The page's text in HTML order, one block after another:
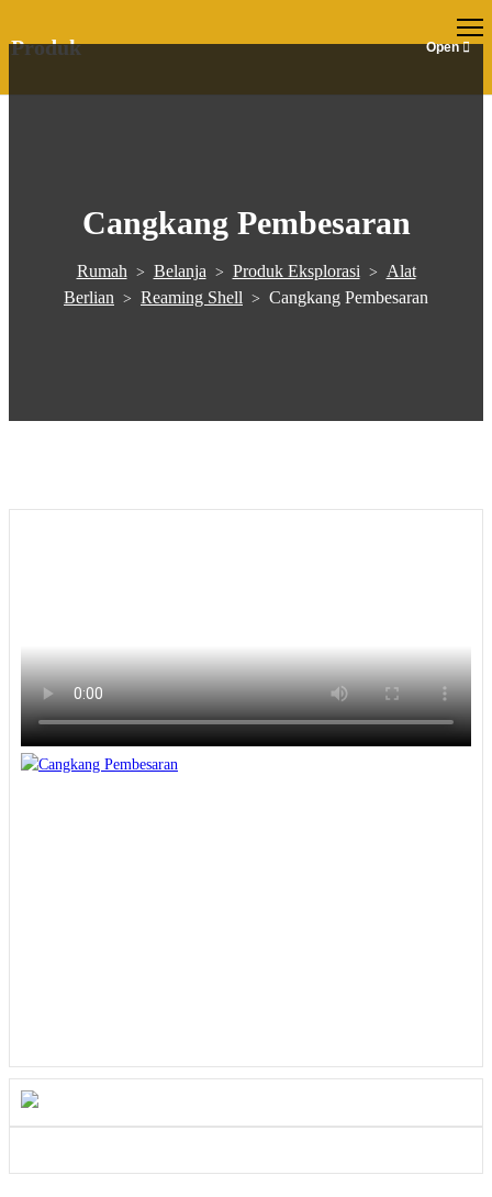
Cangkang Pembesaran
Rumah> Belanja> Produk Eksplorasi> Alat
Berlian > Reaming Shell > Cangkang Pembesaran
Produk